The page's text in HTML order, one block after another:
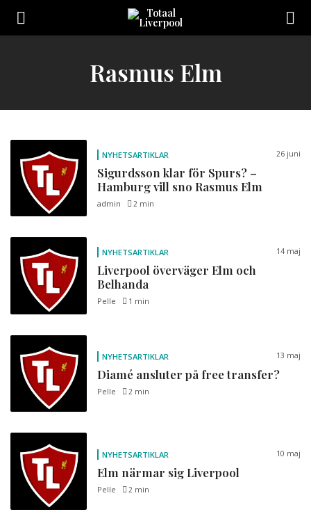
Sveriges
online
Rasmus Elm
NYHETSARTIKLAR 26 juni
Sigurdsson klar för Spurs? –
Hamburg vill sno Rasmus Elm
admin 2 min
NYHETSARTIKLAR 14 maj
Liverpool överväger Elm och
Belhanda
Pelle 1 min
NYHETSARTIKLAR 13 maj
Diamé ansluter på free transfer?
Pelle 2 min
NYHETSARTIKLAR 10 maj
Elm närmar sig Liverpool
Pelle 2 min